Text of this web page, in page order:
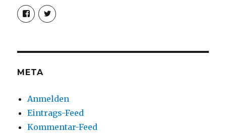
Profil
von
christoph.fleischer1
anzeigen
Profil
von
ChristophFl
anzeigen
META
Anmelden
Eintrags-Feed
Kommentar-Feed